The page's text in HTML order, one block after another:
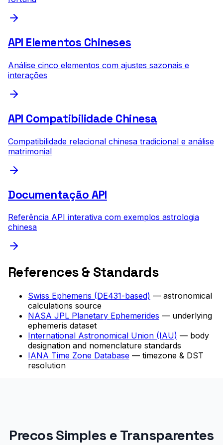
API Elementos Chineses
Análise cinco elementos com ajustes sazonais e
interações
API Compatibilidade Chinesa
Compatibilidade relacional chinesa tradicional e análise
matrimonial
Documentação API
Referência API interativa com exemplos astrologia
chinesa
References & Standards
Swiss Ephemeris (DE431-based) — astronomical
calculations source
NASA JPL Planetary Ephemerides — underlying
ephemeris dataset
International Astronomical Union (IAU) — body
designation and nomenclature standards
IANA Time Zone Database — timezone & DST
resolution
Precos Simples e Transparentes